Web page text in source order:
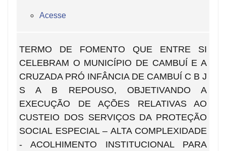
Acesse
TERMO DE FOMENTO QUE ENTRE SI
CELEBRAM O MUNICÍPIO DE CAMBUÍ E A
CRUZADA PRÓ INFÂNCIA DE CAMBUÍ C B J
S A B REPOUSO, OBJETIVANDO A
EXECUÇÃO DE AÇÕES RELATIVAS AO
CUSTEIO DOS SERVIÇOS DA PROTEÇÃO
SOCIAL ESPECIAL – ALTA COMPLEXIDADE
- ACOLHIMENTO INSTITUCIONAL PARA